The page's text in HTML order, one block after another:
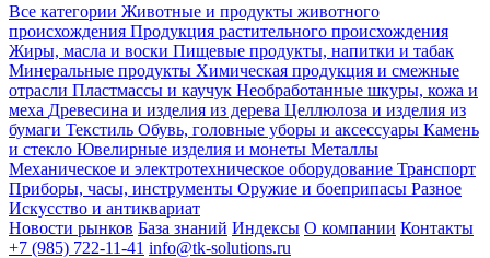
Все категории Животные и продукты животного
происхождения Продукция растительного происхождения
Жиры, масла и воски Пищевые продукты, напитки и табак
Минеральные продукты Химическая продукция и смежные
отрасли Пластмассы и каучук Необработанные шкуры, кожа и
меха Древесина и изделия из дерева Целлюлоза и изделия из
бумаги Текстиль Обувь, головные уборы и аксессуары Камень
и стекло Ювелирные изделия и монеты Металлы
Механическое и электротехническое оборудование Транспорт
Приборы, часы, инструменты Оружие и боеприпасы Разное
Искусство и антиквариат
Новости рынков База знаний Индексы О компании Контакты
+7 (985) 722-11-41 info@tk-solutions.ru